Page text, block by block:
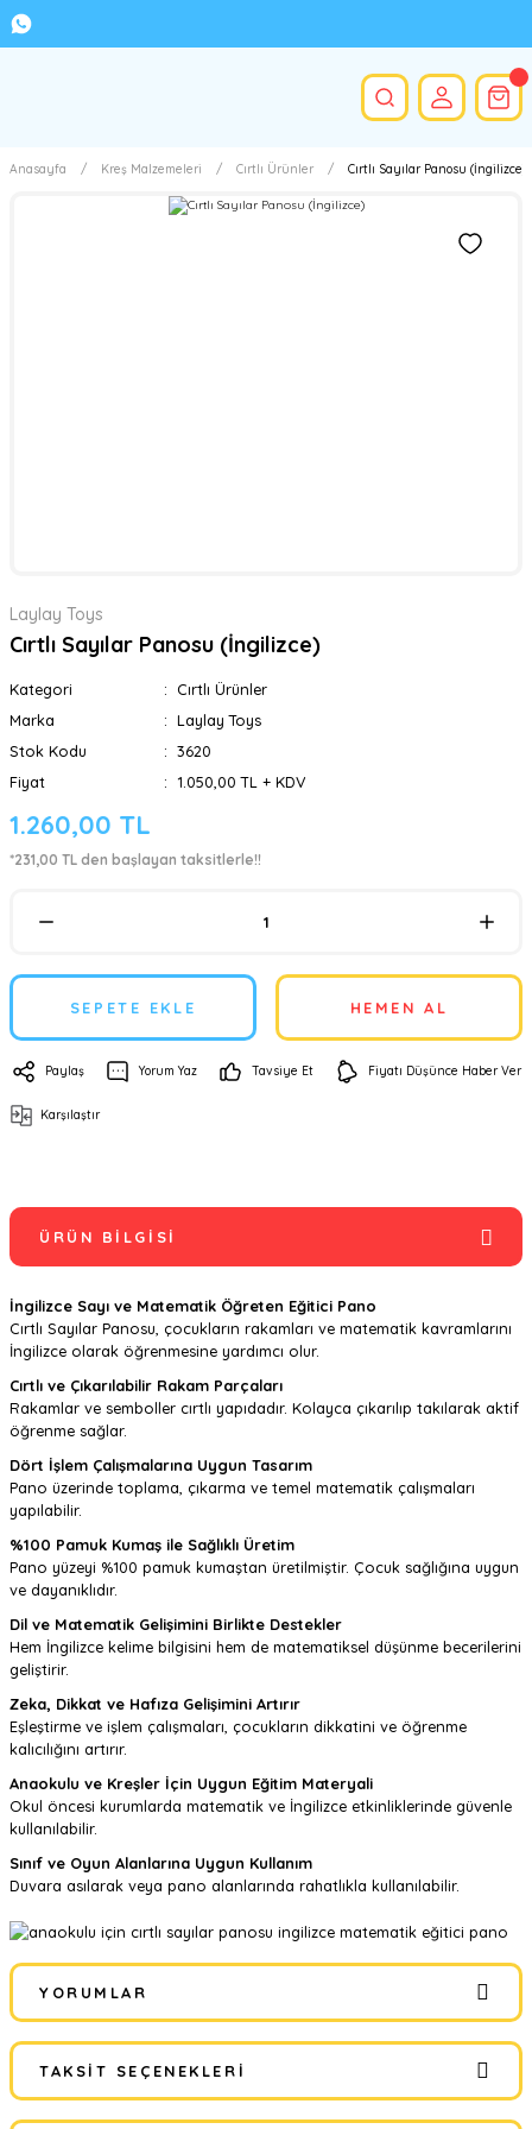
Anasayfa Kreş Malzemeleri Cırtlı Ürünler Cırtlı Sayılar Panosu (İngilizce)
Laylay Toys
Cırtlı Sayılar Panosu (İngilizce)
Kategori
Cırtlı Ürünler
Marka
Laylay Toys
Stok Kodu
3620
Fiyat
1.050,00 TL + KDV
1.260,00 TL
*231,00 TL den başlayan taksitlerle!!
SEPETE EKLE HEMEN AL
Paylaş Yorum Yaz Tavsiye Et Fiyatı Düşünce Haber Ver
Karşılaştır
ÜRÜN BILGISI
İngilizce Sayı ve Matematik Öğreten Eğitici Pano
Cırtlı Sayılar Panosu, çocukların rakamları ve matematik kavramlarını
İngilizce olarak öğrenmesine yardımcı olur.
Cırtlı ve Çıkarılabilir Rakam Parçaları
Rakamlar ve semboller cırtlı yapıdadır. Kolayca çıkarılıp takılarak aktif
öğrenme sağlar.
Dört İşlem Çalışmalarına Uygun Tasarım
Pano üzerinde toplama, çıkarma ve temel matematik çalışmaları
yapılabilir.
%100 Pamuk Kumaş ile Sağlıklı Üretim
Pano yüzeyi %100 pamuk kumaştan üretilmiştir. Çocuk sağlığına uygun
ve dayanıklıdır.
Dil ve Matematik Gelişimini Birlikte Destekler
Hem İngilizce kelime bilgisini hem de matematiksel düşünme becerilerini
geliştirir.
Zeka, Dikkat ve Hafıza Gelişimini Artırır
Eşleştirme ve işlem çalışmaları, çocukların dikkatini ve öğrenme
kalıcılığını artırır.
Anaokulu ve Kreşler İçin Uygun Eğitim Materyali
Okul öncesi kurumlarda matematik ve İngilizce etkinliklerinde güvenle
kullanılabilir.
Sınıf ve Oyun Alanlarına Uygun Kullanım
Duvara asılarak veya pano alanlarında rahatlıkla kullanılabilir.
YORUMLAR
Bu ürüne ilk yorumu siz yapın!
TAKSIT SEÇENEKLERI